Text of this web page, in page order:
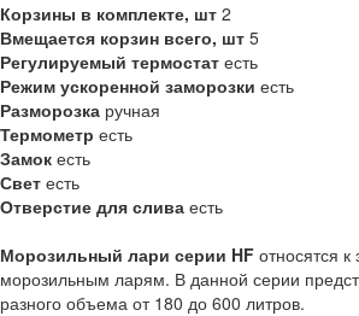
Корзины в комплекте, шт 2
Вмещается корзин всего, шт 5
Регулируемый термостат есть
Режим ускоренной заморозки есть
Разморозка ручная
Термометр есть
Замок есть
Свет есть
Отверстие для слива есть
Морозильный лари серии HF относятся
морозильным ларям. В данной серии
разного объема от 180 до 600 литров.